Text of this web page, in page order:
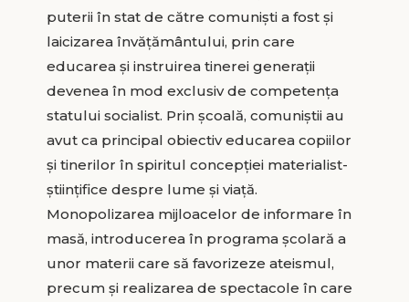
puterii în stat de către comuniști a fost și
laicizarea învățământului, prin care
educarea și instruirea tinerei generații
devenea în mod exclusiv de competența
statului socialist. Prin școală, comuniștii au
avut ca principal obiectiv educarea copiilor
și tinerilor în spiritul concepției materialist-
științifice despre lume și viață.
Monopolizarea mijloacelor de informare în
masă, introducerea în programa școlară a
unor materii care să favorizeze ateismul,
precum și realizarea de spectacole în care